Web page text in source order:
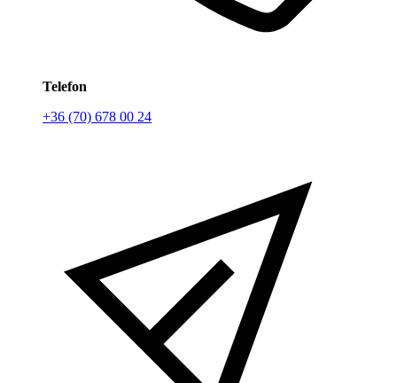
Telefon
+36 (70) 678 00 24